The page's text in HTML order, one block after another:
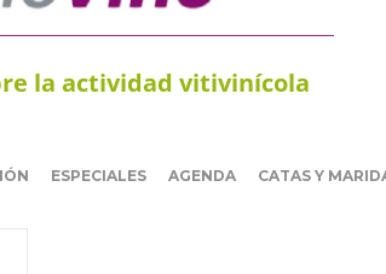
la actividad vitivinícola
ESPECIALES AGENDA CATAS Y